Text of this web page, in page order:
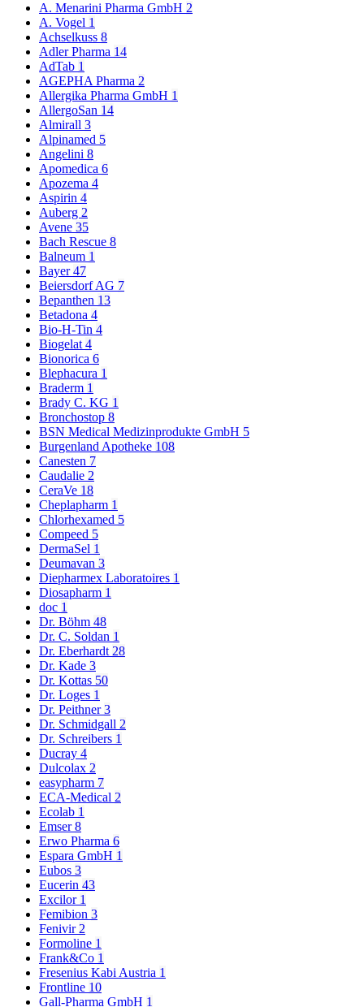
A. Menarini Pharma GmbH 2
A. Vogel 1
Achselkuss 8
Adler Pharma 14
AdTab 1
AGEPHA Pharma 2
Allergika Pharma GmbH 1
AllergoSan 14
Almirall 3
Alpinamed 5
Angelini 8
Apomedica 6
Apozema 4
Aspirin 4
Auberg 2
Avene 35
Bach Rescue 8
Balneum 1
Bayer47
Beiersdorf AG 7
Bepanthen 13
Betadona 4
Bio-H-Tin 4
Biogelat 4
Bionorica 6
Blephacura 1
Braderm 1
Brady C. KG 1
Bronchostop 8
BSN Medical Medizinprodukte GmbH 5
Burgenland Apotheke 108
Canesten 7
Caudalie 2
CeraVe 18
Cheplapharm 1
Chlorhexamed 5
Compeed 5
DermaSel 1
Deumavan 3
Diepharmex Laboratoires 1
Diosapharm 1
doc 1
Dr. Böhm 48
Dr. C. Soldan 1
Dr. Eberhardt 28
Dr. Kade 3
Dr. Kottas 50
Dr. Loges 1
Dr. Peithner3
Dr. Schmidgall 2
Dr. Schreibers 1
Ducray 4
Dulcolax 2
easypharm 7
ECA-Medical 2
Ecolab 1
Emser8
Erwo Pharma 6
Espara GmbH 1
Eubos 3
Eucerin 43
Excilor 1
Femibion 3
Fenivir 2
Formoline 1
Frank&Co 1
Fresenius Kabi Austria 1
Frontline 10
Gall-Pharma GmbH 1